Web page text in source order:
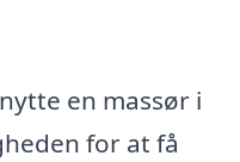
en massør i
for at få